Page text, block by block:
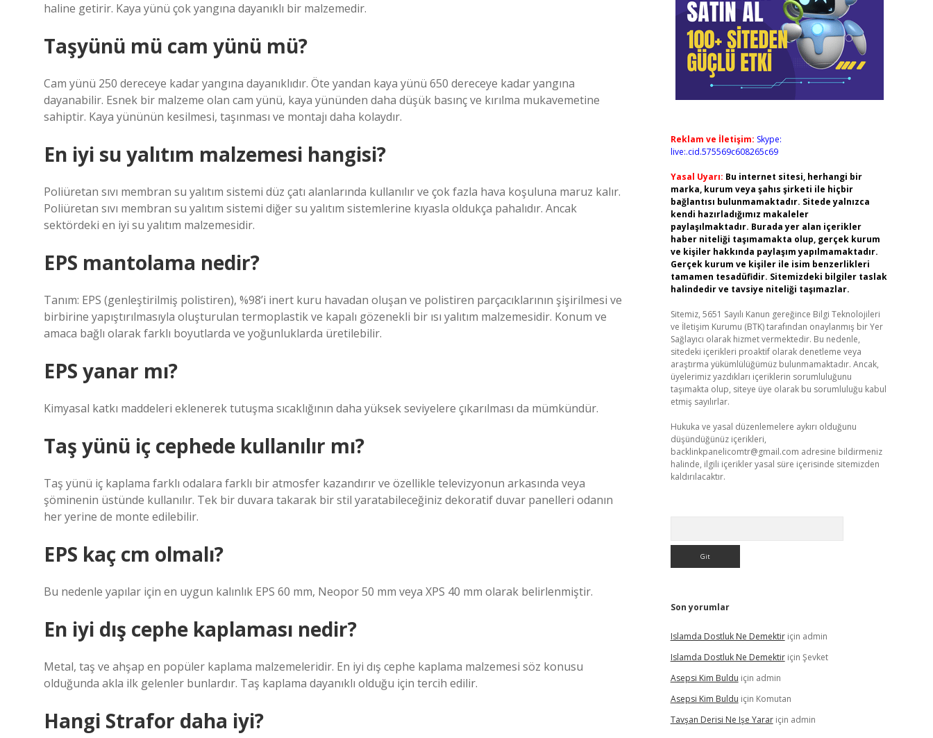
haline getirir. Kaya yünü çok yangına dayanıklı bir malzemedir.
Taşyünü mü cam yünü mü?
Cam yünü 250 dereceye kadar yangına dayanıklıdır. Öte yandan kaya yünü 650 dereceye kadar yangına
dayanabilir. Esnek bir malzeme olan cam yünü, kaya yününden daha düşük basınç ve kırılma mukavemetine
sahiptir. Kaya yününün kesilmesi, taşınması ve montajı daha kolaydır.
En iyi su yalıtım malzemesi hangisi?
Poliüretan sıvı membran su yalıtım sistemi düz çatı alanlarında kullanılır ve çok fazla hava koşuluna maruz kalır.
Poliüretan sıvı membran su yalıtım sistemi diğer su yalıtım sistemlerine kıyasla oldukça pahalıdır. Ancak
sektördeki en iyi su yalıtım malzemesidir.
EPS mantolama nedir?
Tanım: EPS (genleştirilmiş polistiren), %98’i inert kuru havadan oluşan ve polistiren parçacıklarının şişirilmesi ve
birbirine yapıştırılmasıyla oluşturulan termoplastik ve kapalı gözenekli bir ısı yalıtım malzemesidir. Konum ve
amaca bağlı olarak farklı boyutlarda ve yoğunluklarda üretilebilir.
EPS yanar mı?
Kimyasal katkı maddeleri eklenerek tutuşma sıcaklığının daha yüksek seviyelere çıkarılması da mümkündür.
Taş yünü iç cephede kullanılır mı?
Taş yünü iç kaplama farklı odalara farklı bir atmosfer kazandırır ve özellikle televizyonun arkasında veya
şöminenin üstünde kullanılır. Tek bir duvara takarak bir stil yaratabileceğiniz dekoratif duvar panelleri odanın
her yerine de monte edilebilir.
EPS kaç cm olmalı?
Bu nedenle yapılar için en uygun kalınlık EPS 60 mm, Neopor 50 mm veya XPS 40 mm olarak belirlenmiştir.
En iyi dış cephe kaplaması nedir?
Metal, taş ve ahşap en popüler kaplama malzemeleridir. En iyi dış cephe kaplama malzemesi söz konusu
olduğunda akla ilk gelenler bunlardır. Taş kaplama dayanıklı olduğu için tercih edilir.
Hangi Strafor daha iyi?
Reklam ve İletişim: Skype:
live:.cid.575569c608265c69
Yasal Uyarı: Bu internet sitesi, herhangi bir
marka, kurum veya şahıs şirketi ile hiçbir
bağlantısı bulunmamaktadır. Sitede yalnızca
kendi hazırladığımız makaleler
paylaşılmaktadır. Burada yer alan içerikler
haber niteliği taşımamakta olup, gerçek kurum
ve kişiler hakkında paylaşım yapılmamaktadır.
Gerçek kurum ve kişiler ile isim benzerlikleri
tamamen tesadüfidir. Sitemizdeki bilgiler taslak
halindedir ve tavsiye niteliği taşımazlar.
Sitemiz, 5651 Sayılı Kanun gereğince Bilgi Teknolojileri
ve İletişim Kurumu (BTK) tarafından onaylanmış bir Yer
Sağlayıcı olarak hizmet vermektedir. Bu nedenle,
sitedeki içerikleri proaktif olarak denetleme veya
araştırma yükümlülüğümüz bulunmamaktadır. Ancak,
üyelerimiz yazdıkları içeriklerin sorumluluğunu
taşımakta olup, siteye üye olarak bu sorumluluğu kabul
etmiş sayılırlar.
Hukuka ve yasal düzenlemelere aykırı olduğunu
düşündüğünüz içerikleri,
backlinkpanelicomtr@gmail.com adresine bildirmeniz
halinde, ilgili içerikler yasal süre içerisinde sitemizden
kaldırılacaktır.
Son yorumlar
Islamda Dostluk Ne Demektiriçin admin
Islamda Dostluk Ne Demektiriçin Şevket
Asepsi Kim Buldu için admin
Asepsi Kim Buldu için Komutan
Tavşan Derisi Ne Işe Yarariçin admin